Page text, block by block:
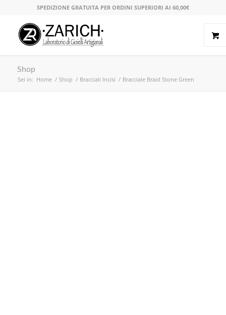
SPEDIZIONE GRATUITA PER ORDINI SUPERIORI AI 60,00€
Shop
Sei in: Home / Shop / Bracciali Incisi / Bracciale Braid Stone Green